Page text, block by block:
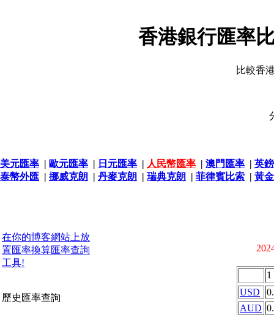
香港銀行匯率
比較香
美元匯率 | 歐元匯率 | 日元匯率 | 人民幣匯率 | 澳門匯率 | 英
泰幣外匯 | 挪威克朗 | 丹麥克朗 | 瑞典克朗 | 菲律賓比索 | 黃
在你的博客網站上放
置匯率換算匯率查詢
工具!
歷史匯率查詢
1
USD
AUD